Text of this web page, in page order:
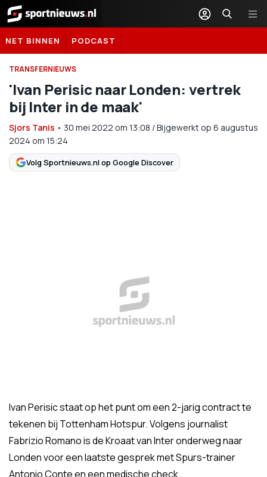
Sportnieuws.nl
NET BINNEN PODCAST
TRANSFERNIEUWS
'Ivan Perisic naar Londen: vertrek
bij Inter in de maak'
Sjors Tanis • 30 mei 2022 om 13:08 /Bijgewerkt op 6 augustus
2024 om 15:24
Volg Sportnieuws.nl op Google Discover
Ivan Perisic staat op het punt om een 2-jarig contract te
tekenen bij Tottenham Hotspur. Volgens journalist
Fabrizio Romano is de Kroaat van Inter onderweg naar
Londen voor een laatste gesprek met Spurs-trainer
Antonio Conte en een medische check.